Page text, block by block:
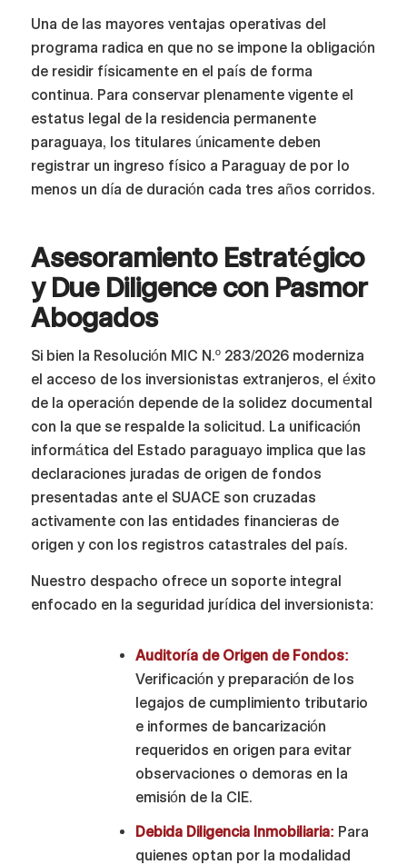
Una de las mayores ventajas operativas del
programa radica en que no se impone la obligación
de residir físicamente en el país de forma
continua. Para conservar plenamente vigente el
estatus legal de la residencia permanente
paraguaya, los titulares únicamente deben
registrar un ingreso físico a Paraguay de por lo
menos un día de duración cada tres años corridos.
Asesoramiento Estratégico
y Due Diligence con Pasmor
Abogados
Si bien la Resolución MIC N.º 283/2026 moderniza
el acceso de los inversionistas extranjeros, el éxito
de la operación depende de la solidez documental
con la que se respalde la solicitud. La unificación
informática del Estado paraguayo implica que las
declaraciones juradas de origen de fondos
presentadas ante el SUACE son cruzadas
activamente con las entidades financieras de
origen y con los registros catastrales del país.
Nuestro despacho ofrece un soporte integral
enfocado en la seguridad jurídica del inversionista:
Auditoría de Origen de Fondos:
Verificación y preparación de los
legajos de cumplimiento tributario
e informes de bancarización
requeridos en origen para evitar
observaciones o demoras en la
emisión de la CIE.
Debida Diligencia Inmobiliaria: Para
quienes optan por la modalidad